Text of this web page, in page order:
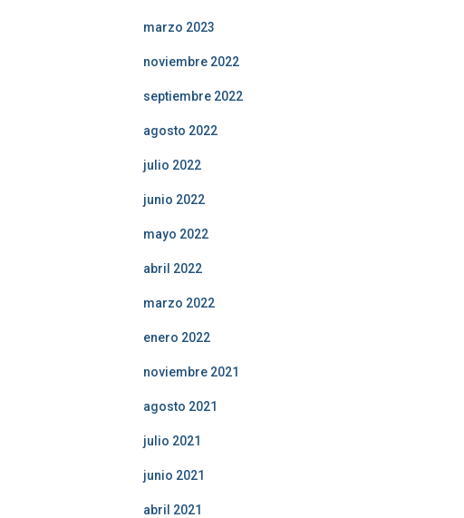
marzo 2023
noviembre 2022
septiembre 2022
agosto 2022
julio 2022
junio 2022
mayo 2022
abril 2022
marzo 2022
enero 2022
noviembre 2021
agosto 2021
julio 2021
junio 2021
abril 2021